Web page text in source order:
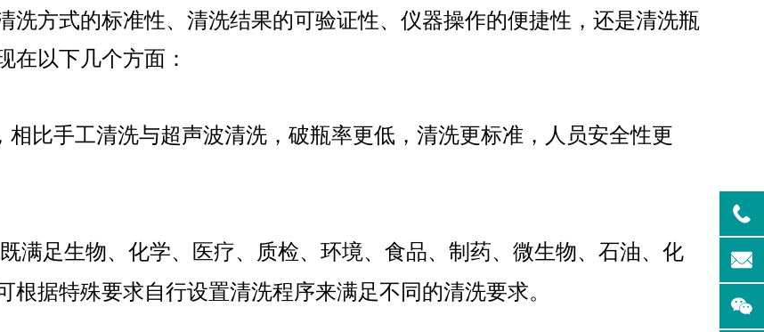
F3Plus极
动洗瓶机
典版全自动洗瓶机
Flash-2/F2制药专
用清洗机
室洗瓶机
洗方式的标准性、清洗结果的可验证性、仪器操作的便捷性，还是清洗瓶
在以下几个方面：
比手工清洗与超声波清洗，破瓶率更低，清洗更标准，人员安全性更
满足生物、化学、医疗、质检、环境、食品、制药、微生物、石油、化
据特殊要求自行设置清洗程序来满足不同的清洗要求。